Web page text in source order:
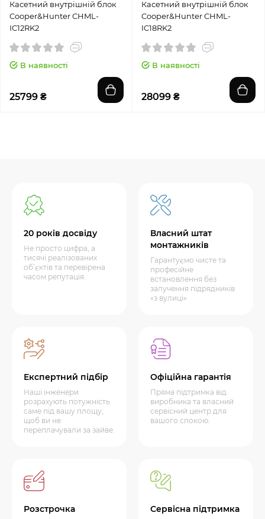
Касетний внутрішній блок
Cooper&Hunter CHML-
IC12RK2
В наявності
25799 ₴
Касетний внутрішній блок
Cooper&Hunter CHML-
IC18RK2
В наявності
28099 ₴
20 років досвіду
Не просто цифра, а
тисячі реалізованих
об’єктів та перевірена
часом репутація.
Власний штат
монтажників
Гарантуємо чисте та
професійне
встановлення без
залучення підрядників
«з вулиці»
Експертний підбір
Наші інженери
розрахують потужність
саме під вашу площу,
щоб ви не
переплачували за зайве.
Офіційна гарантія
Пряма підтримка від
виробника та власний
сервісний центр для
вашого спокою.
Розстрочка Сервісна підтримка